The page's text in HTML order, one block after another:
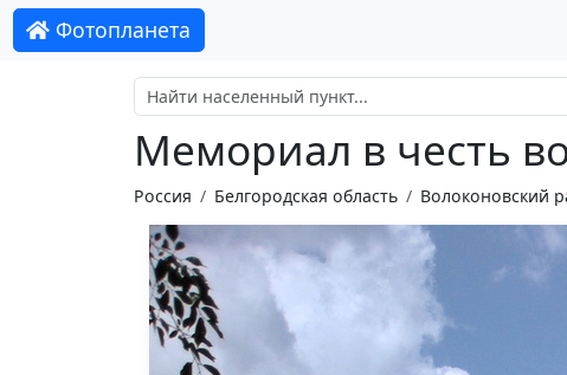
Фотопланета
Мемориал в честь
Россия Белгородская область Волоконовский